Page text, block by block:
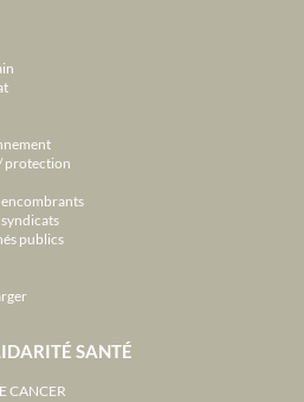
protection
encombrants
publics
SANTÉ
CANCER